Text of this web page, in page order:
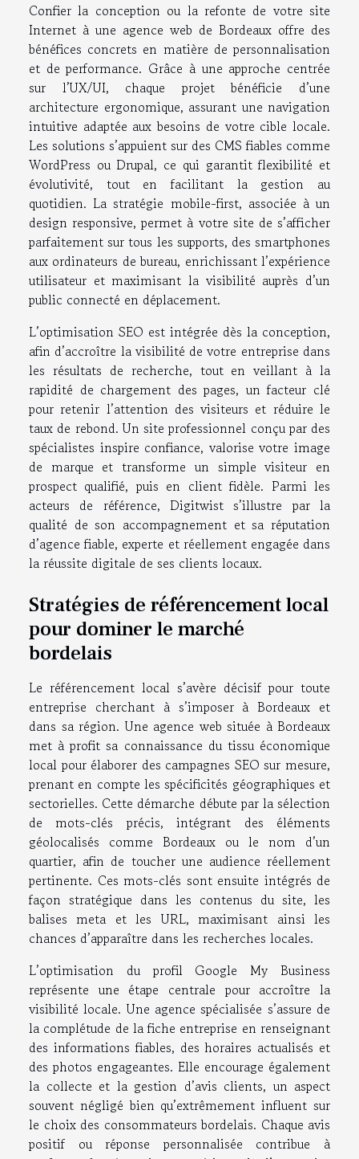
Confier la conception ou la refonte de votre site
Internet à une agence web de Bordeaux offre des
bénéfices concrets en matière de personnalisation
et de performance. Grâce à une approche centrée
sur l’UX/UI, chaque projet bénéficie d’une
architecture ergonomique, assurant une navigation
intuitive adaptée aux besoins de votre cible locale.
Les solutions s’appuient sur des CMS fiables comme
WordPress ou Drupal, ce qui garantit flexibilité et
évolutivité, tout en facilitant la gestion au
quotidien. La stratégie mobile-first, associée à un
design responsive, permet à votre site de s’afficher
parfaitement sur tous les supports, des smartphones
aux ordinateurs de bureau, enrichissant l’expérience
utilisateur et maximisant la visibilité auprès d’un
public connecté en déplacement.
L’optimisation SEO est intégrée dès la conception,
afin d’accroître la visibilité de votre entreprise dans
les résultats de recherche, tout en veillant à la
rapidité de chargement des pages, un facteur clé
pour retenir l’attention des visiteurs et réduire le
taux de rebond. Un site professionnel conçu par des
spécialistes inspire confiance, valorise votre image
de marque et transforme un simple visiteur en
prospect qualifié, puis en client fidèle. Parmi les
acteurs de référence, Digitwist s’illustre par la
qualité de son accompagnement et sa réputation
d’agence fiable, experte et réellement engagée dans
la réussite digitale de ses clients locaux.
Stratégies de référencement local
pour dominer le marché
bordelais
Le référencement local s’avère décisif pour toute
entreprise cherchant à s’imposer à Bordeaux et
dans sa région. Une agence web située à Bordeaux
met à profit sa connaissance du tissu économique
local pour élaborer des campagnes SEO sur mesure,
prenant en compte les spécificités géographiques et
sectorielles. Cette démarche débute par la sélection
de mots-clés précis, intégrant des éléments
géolocalisés comme Bordeaux ou le nom d’un
quartier, afin de toucher une audience réellement
pertinente. Ces mots-clés sont ensuite intégrés de
façon stratégique dans les contenus du site, les
balises meta et les URL, maximisant ainsi les
chances d’apparaître dans les recherches locales.
L’optimisation du profil Google My Business
représente une étape centrale pour accroître la
visibilité locale. Une agence spécialisée s’assure de
la complétude de la fiche entreprise en renseignant
des informations fiables, des horaires actualisés et
des photos engageantes. Elle encourage également
la collecte et la gestion d’avis clients, un aspect
souvent négligé bien qu’extrêmement influent sur
le choix des consommateurs bordelais. Chaque avis
positif ou réponse personnalisée contribue à